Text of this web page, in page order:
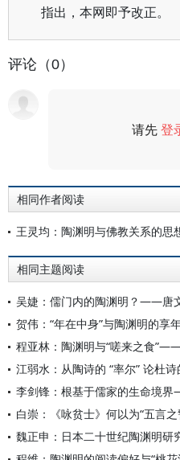
指出，本网即予改正。
评论（0）
请先登
相同作者阅读
王灵均：陶渊明与佛教关系的思
相同主题阅读
贺伟：“年在中身”与陶渊明的享
程亚林：陶渊明与“嗟来之食
江弱水：从陶诗的 “率尔” 论杜诗
白崇：《咏贫士》何以为“五言之
魏正申：日本二十世纪陶渊明研